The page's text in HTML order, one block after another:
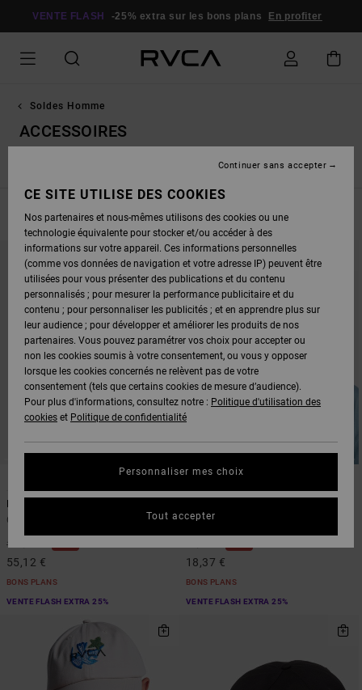
GRILLE
VENTE FLASH -25% extra sur les bons plans En profiter
Soldes Homme
ACCESSOIRES
Vestes Accessoires
FILTRER & TRIER
PASSER
CRITÈRES
ALLER
TRIER
Grand sac à dos Noir Homme
105,00 €
55,12 €
BONS PLANS
VENTE FLASH EXTRA 25%
1
Casquette Bleu Homme
18,37 €
BONS PLANS
VENTE FLASH EXTRA 25%
CE SITE UTILISE DES COOKIES
Nos partenaires et nous-mêmes utilisons des cookies ou une
technologie équivalente pour stocker et/ou accéder à des
informations sur votre appareil. Ces informations personnelles
(comme vos données de navigation et votre adresse IP) peuvent être
utilisées pour vous présenter des publications et du contenu
personnalisés ; pour mesurer la performance publicitaire et du
contenu ; pour personnaliser les publicités ; et en apprendre plus sur
leur audience ; pour développer et améliorer les produits de nos
partenaires. Vous pouvez paramétrer vos choix pour accepter ou
non les cookies soumis à votre consentement, ou vous y opposer
lorsque les cookies concernés ne relèvent pas de votre
consentement (tels que certains cookies de mesure d’audience).
Pour plus d'informations, consultez notre : Politique d'utilisation des
cookies et Politique de confidentialité
Personnaliser mes choix
Continuer sans accepter
Tout accepter